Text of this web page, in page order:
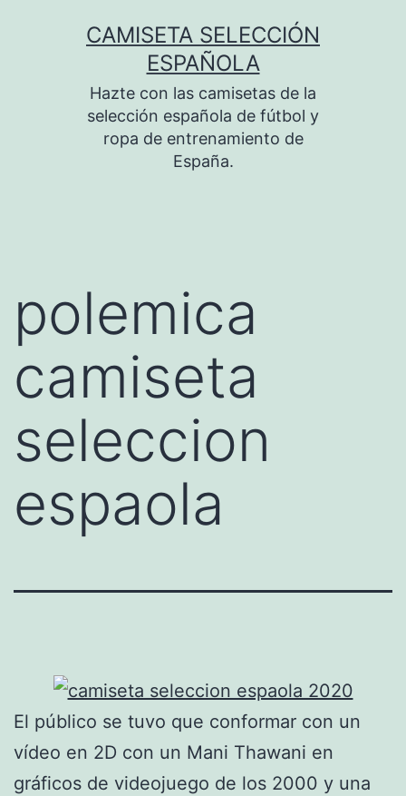
CAMISETA SELECCIÓN
ESPAÑOLA
Hazte con las camisetas de la
selección española de fútbol y
ropa de entrenamiento de
España.
polemica
camiseta
seleccion
espaola
El público se tuvo que conformar con un
vídeo en 2D con un Mani Thawani en
gráficos de videojuego de los 2000 y una